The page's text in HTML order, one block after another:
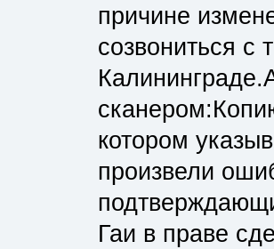
причине
созвониться
котором
произвели
Гаи в праве